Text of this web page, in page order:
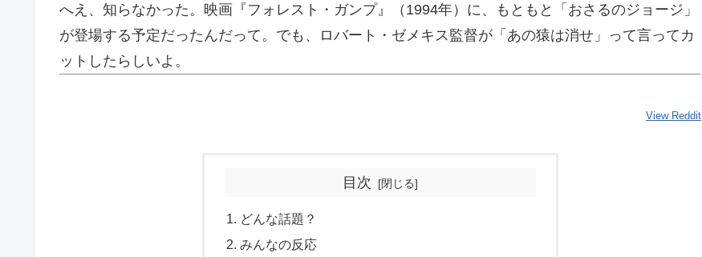
へえ、知らなかった。映画『フォレスト・ガンプ』（1994年）に、もともと「おさるのジョージ」
が登場する予定だったんだって。でも、ロバート・ゼメキス監督が「あの猿は消せ」って言ってカ
ットしたらしいよ。
View Reddit
目次
どんな話題？
みんなの反応